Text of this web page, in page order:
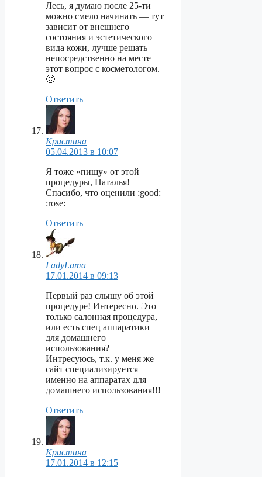
Лесь, я думаю после 25-ти
можно смело начинать — тут
зависит от внешнего
состояния и эстетического
вида кожи, лучше решать
непосредственно на месте
этот вопрос с косметологом.
🙂
Ответить
Кристина
05.04.2013 в 10:07
Я тоже «пищу» от этой
процедуры, Наталья!
Спасибо, что оценили :good:
:rose:
Ответить
LadyLama
17.01.2014 в 09:13
Первый раз слышу об этой
процедуре! Интересно. Это
только салонная процедура,
или есть спец аппаратики
для домашнего
использования?
Интресуюсь, т.к. у меня же
сайт специализируется
именно на аппаратах для
домашнего использования!!!
Ответить
Кристина
17.01.2014 в 12:15